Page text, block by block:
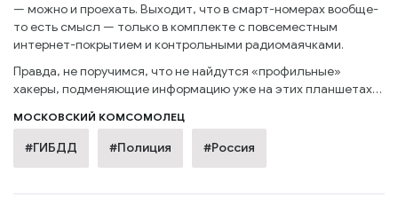
— можно и проехать. Выходит, что в смарт-номерах вообще-
то есть смысл — только в комплекте с повсеместным
интернет-покрытием и контрольными радиомаячками.
Правда, не поручимся, что не найдутся «профильные»
хакеры, подменяющие информацию уже на этих планшетах…
МОСКОВСКИЙ КОМСОМОЛЕЦ
#ГИБДД #Полиция #Россия